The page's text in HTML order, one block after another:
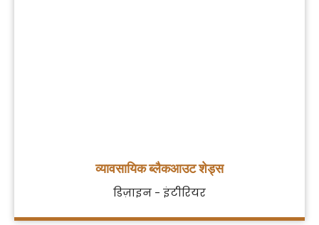
व्यावसायिक ब्लैकआउट शेड्स
डिज़ाइन - इंटीरियर